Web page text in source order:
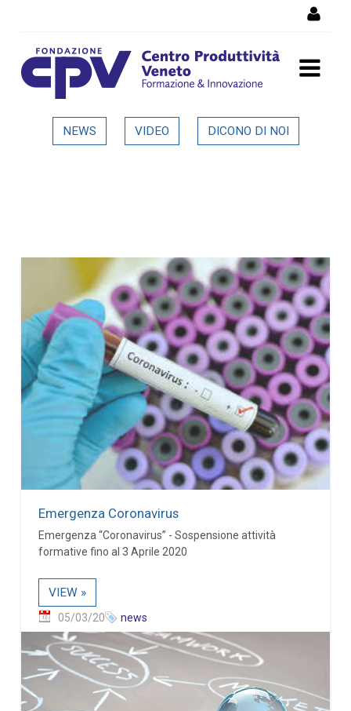
Dettaglio in evidenza
NEWS VIDEO DICONO DI NOI
Emergenza Coronavirus
Emergenza “Coronavirus” - Sospensione attività
formative fino al 3 Aprile 2020
VIEW »
05/03/20 news